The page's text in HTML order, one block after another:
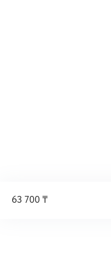
63 700 ₸